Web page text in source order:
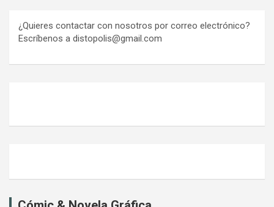
¿Quieres contactar con nosotros por correo electrónico?
Escríbenos a distopolis@gmail.com